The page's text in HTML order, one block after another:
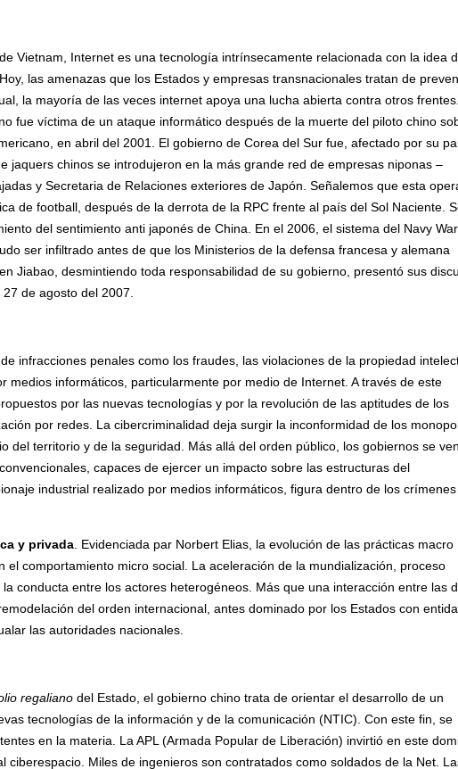
Vietnam, Internet es una tecnología intrínsecamente relacionada con la idea
las amenazas que los Estados y empresas transnacionales tratan de
la mayoría de las veces internet apoya una lucha abierta contra otros
fue víctima de un ataque informático después de la muerte del piloto chino
en abril del 2001. El gobierno de Corea del Sur fue, afectado por su
jaquers chinos se introdujeron en la más grande red de empresas niponas –
y Secretaria de Relaciones exteriores de Japón. Señalemos que esta
de football, después de la derrota de la RPC frente al país del Sol Naciente.
del sentimiento anti japonés de China. En el 2006, el sistema del Navy War
ser infiltrado antes de que los Ministerios de la defensa francesa y alemana
Jiabao, desmintiendo toda responsabilidad de su gobierno, presentó sus
de agosto del 2007.
infracciones penales como los fraudes, las violaciones de la propiedad
medios informáticos, particularmente por medio de Internet. A través de este
por las nuevas tecnologías y por la revolución de las aptitudes de los
por redes. La cibercriminalidad deja surgir la inconformidad de los
del territorio y de la seguridad. Más allá del orden público, los gobiernos se ven
capaces de ejercer un impacto sobre las estructuras del
industrial realizado por medios informáticos, figura dentro de los crímenes
y privada . Evidenciada par Norbert Elias, la evolución de las prácticas macro
el comportamiento micro social. La aceleración de la mundialización, proceso
conducta entre los actores heterogéneos. Más que una interacción entre las
del orden internacional, antes dominado por los Estados con
las autoridades nacionales.
regaliano del Estado, el gobierno chino trata de orientar el desarrollo de un
tecnologías de la información y de la comunicación (NTIC). Con este fin, se
en la materia. La APL (Armada Popular de Liberación) invirtió en este
ciberespacio. Miles de ingenieros son contratados como soldados de la Net.